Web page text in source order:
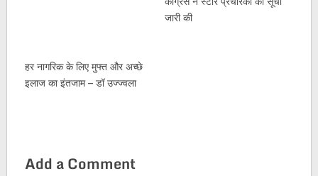
जारी की
हर नागरिक के लिए मुफ्त और अच्छे
इलाज का इंतजाम – डॉ उज्ज्वला
Add a Comment